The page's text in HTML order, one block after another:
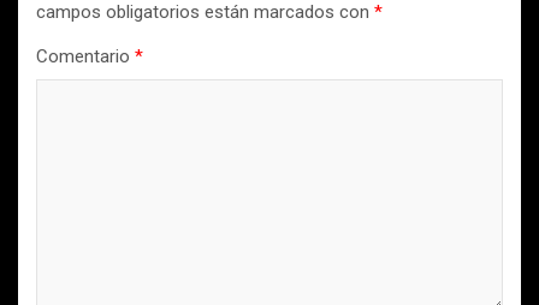
campos obligatorios están marcados con *
Comentario *